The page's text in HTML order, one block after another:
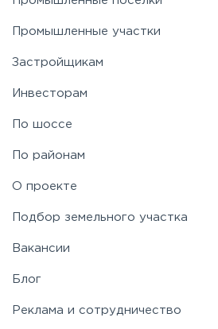
Промышленные участки
Застройщикам
Инвесторам
По шоссе
По районам
О проекте
Подбор земельного участка
Вакансии
Блог
Реклама и сотрудничество